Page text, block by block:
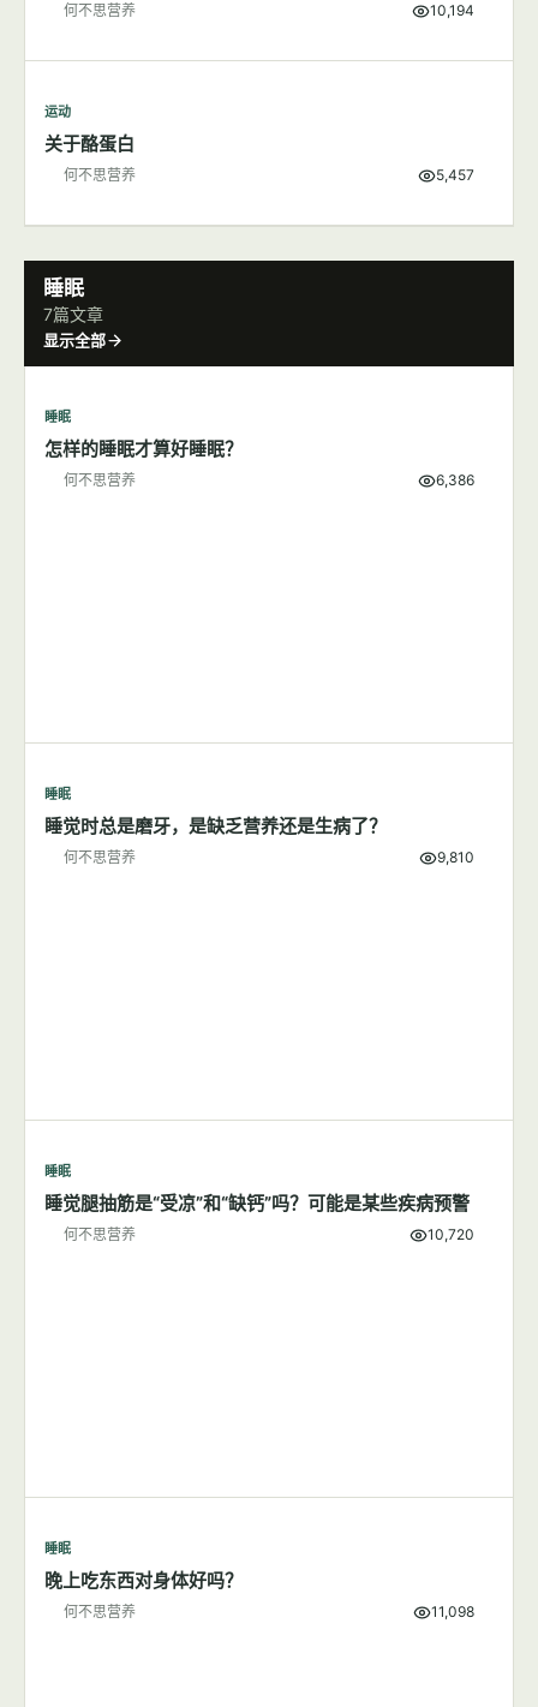
何不思营养 10,194
运动
关于酪蛋白
何不思营养 5,457
睡眠
7篇文章
显示全部
睡眠
怎样的睡眠才算好睡眠？
何不思营养 6,386
睡眠
睡觉时总是磨牙，是缺乏营养还是生病了？
何不思营养 9,810
睡眠
睡觉腿抽筋是“受凉”和“缺钙”吗？可能是某些疾病预警
何不思营养 10,720
睡眠
晚上吃东西对身体好吗？
何不思营养 11,098